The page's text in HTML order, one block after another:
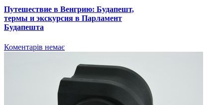
Путешествие в Венгрию: Будапешт,
термы и экскурсия в Парламент
Будапешта
Коментарів немає